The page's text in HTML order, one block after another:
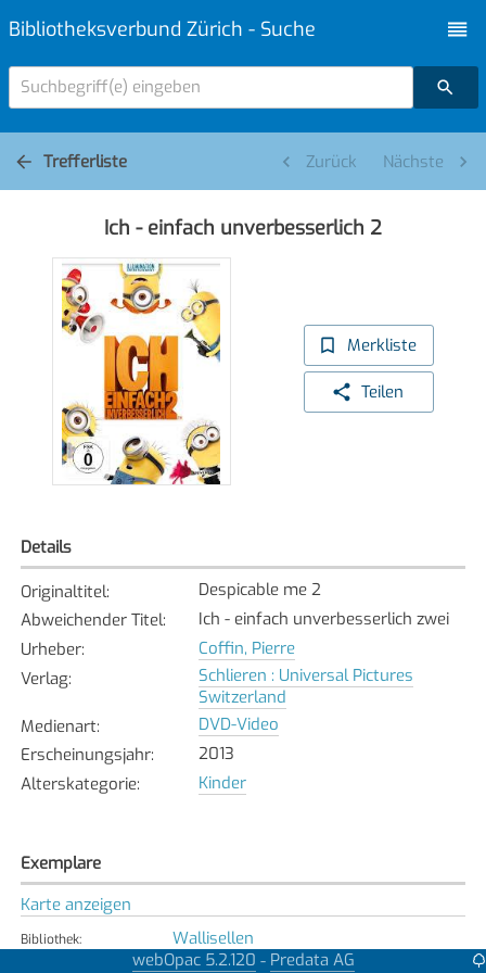
Bibliotheksverbund Zürich - Suche
Suchbegriff(e) eingeben
Trefferliste Zurück Nächste
Ich - einfach unverbesserlich 2
Merkliste
Teilen
Details
Originaltitel:
Despicable me 2
Abweichender Titel:
Ich - einfach unverbesserlich zwei
Urheber:
Coffin, Pierre
Verlag:
Schlieren : Universal Pictures
Switzerland
Medienart:
DVD-Video
Erscheinungsjahr:
2013
Alterskategorie: Kinder
Exemplare
Karte anzeigen
Bibliothek: Wallisellen
Nicht verfügbar
webOpac 5.2.120 - Predata AG